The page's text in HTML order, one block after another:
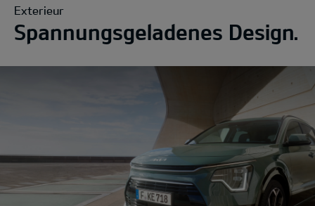
Exterieur
Spannungsgeladenes Design.